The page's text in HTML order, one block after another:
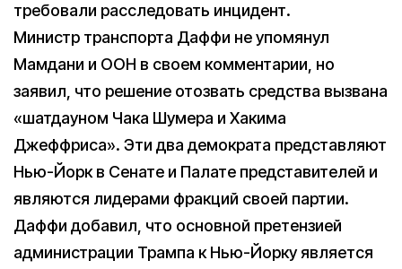
требовали расследовать инцидент.
Министр транспорта Даффи не упомянул
Мамдани и ООН в своем комментарии, но
заявил, что решение отозвать средства вызвана
«шатдауном Чака Шумера и Хакима
Джеффриса». Эти два демократа представляют
Нью-Йорк в Сенате и Палате представителей и
являются лидерами фракций своей партии.
Даффи добавил, что основной претензией
администрации Трампа к Нью-Йорку является